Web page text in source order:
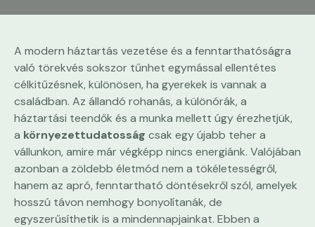
A modern háztartás vezetése és a fenntarthatóságra
való törekvés sokszor tűnhet egymással ellentétes
célkitűzésnek, különösen, ha gyerekek is vannak a
családban. Az állandó rohanás, a különórák, a
háztartási teendők és a munka mellett úgy érezhetjük,
a környezettudatosság csak egy újabb teher a
vállunkon, amire már végképp nincs energiánk. Valójában
azonban a zöldebb életmód nem a tökéletességről,
hanem az apró, fenntartható döntésekről szól, amelyek
hosszú távon nemhogy bonyolítanák, de
egyszerűsíthetik is a mindennapjainkat. Ebben a